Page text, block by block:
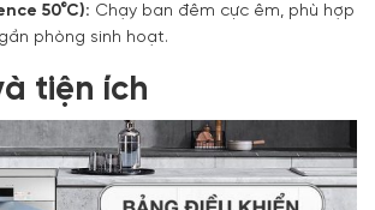
50°C): Chạy ban đêm cực êm, phù hợp
phòng sinh hoạt.
tiện ích